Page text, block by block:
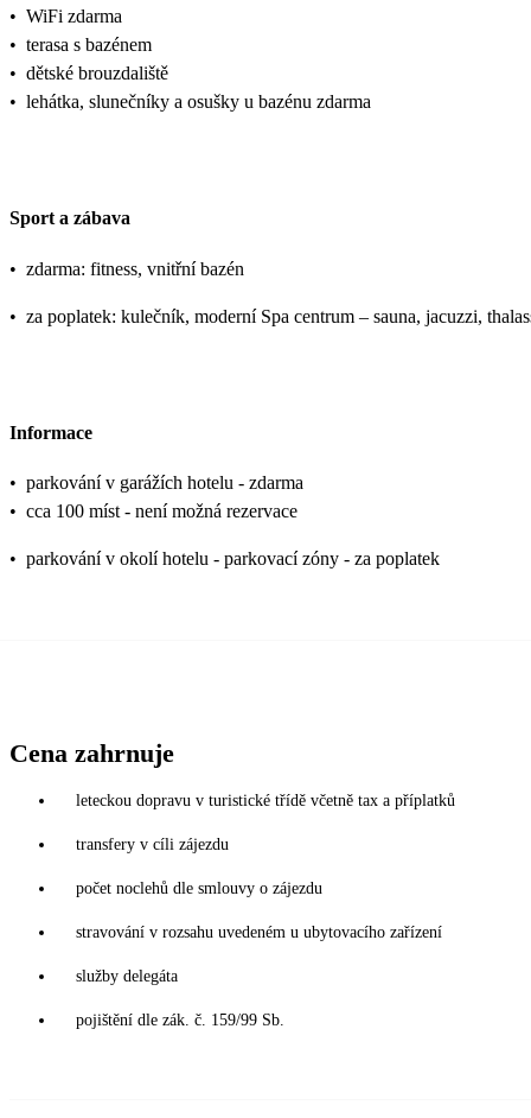
• WiFi zdarma
• terasa s bazénem
• dětské brouzdaliště
• lehátka, slunečníky a osušky u bazénu zdarma
Sport a zábava
• zdarma: fitness, vnitřní bazén
• za poplatek: kulečník, moderní Spa centrum – sauna, jacuzzi,
Informace
• parkování v garážích hotelu - zdarma
• cca 100 míst - není možná rezervace
• parkování v okolí hotelu - parkovací zóny - za poplatek
Cena zahrnuje
leteckou dopravu v turistické třídě včetně tax a příplatků
transfery v cíli zájezdu
počet noclehů dle smlouvy o zájezdu
stravování v rozsahu uvedeném u ubytovacího zařízení
služby delegáta
pojištění dle zák. č. 159/99 Sb.